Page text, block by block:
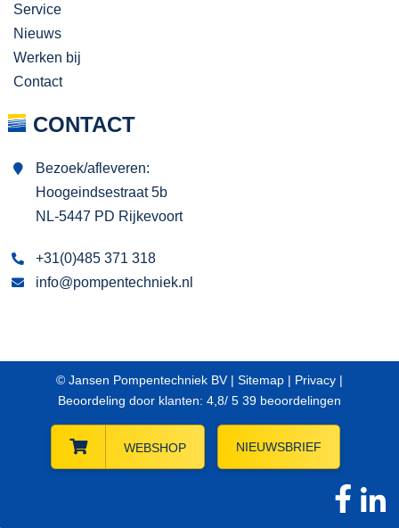
Service
Nieuws
Werken bij
Contact
CONTACT
Bezoek/afleveren:
Hoogeindsestraat 5b
NL-5447 PD Rijkevoort
+31(0)485 371 318
info@pompentechniek.nl
© Jansen Pompentechniek BV | Sitemap | Privacy |
Beoordeling door klanten: 4,8/ 5 39 beoordelingen
WEBSHOP NIEUWSBRIEF